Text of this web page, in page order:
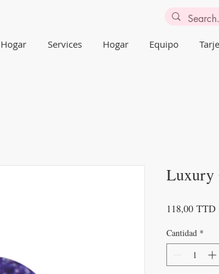
Hogar Services Hogar Equipo
Luxury
118,00 TTD
Cantidad *